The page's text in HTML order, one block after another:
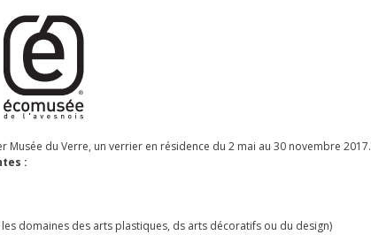
Musée du Verre, un verrier en résidence du 2 mai au 30 novembre 2017.
:
domaines des arts plastiques, ds arts décoratifs ou du design)